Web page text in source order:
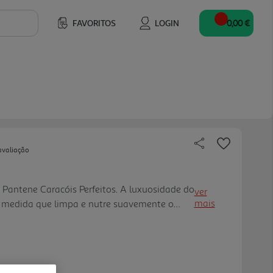
FAVORITOS LOGIN 0,00 €
Caracóis Perfeitos. A luxuosidade do
que limpa e nutre suavemente o
capilares. No coração da
esta que dá aos caracóis frisados e
ver
mais